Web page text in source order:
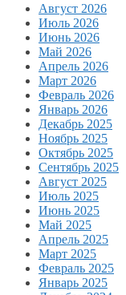
Август 2026
Июль 2026
Июнь 2026
Май 2026
Апрель 2026
Март 2026
Февраль 2026
Январь 2026
Декабрь 2025
Ноябрь 2025
Октябрь 2025
Сентябрь 2025
Август 2025
Июль 2025
Июнь 2025
Май 2025
Апрель 2025
Март 2025
Февраль 2025
Январь 2025